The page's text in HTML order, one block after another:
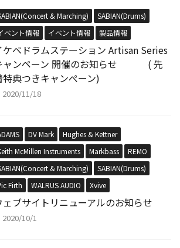
& Marching)
SABIAN(Drums)
ベント情報
イベント情報 製品情報
ケベドラムステーション Artisan Series
ャンペーン 開催のお知らせ ( 先
特典つきキャンぺーン)
2020/11/18
DV Mark
Hughes & Kettner
McMillen Instruments
Markbass
REMO
& Marching)
SABIAN(Drums)
Firth
WALRUS AUDIO Xvive
ェブサイトリニューアルのお知らせ
2020/10/1